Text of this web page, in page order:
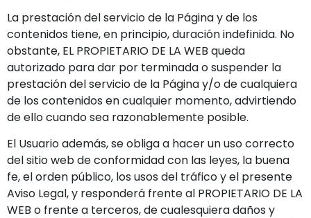
La prestación del servicio de la Página y de los
contenidos tiene, en principio, duración indefinida. No
obstante, EL PROPIETARIO DE LA WEB queda
autorizado para dar por terminada o suspender la
prestación del servicio de la Página y/o de cualquiera
de los contenidos en cualquier momento, advirtiendo
de ello cuando sea razonablemente posible.
El Usuario además, se obliga a hacer un uso correcto
del sitio web de conformidad con las leyes, la buena
fe, el orden público, los usos del tráfico y el presente
Aviso Legal, y responderá frente al PROPIETARIO DE LA
WEB o frente a terceros, de cualesquiera daños y